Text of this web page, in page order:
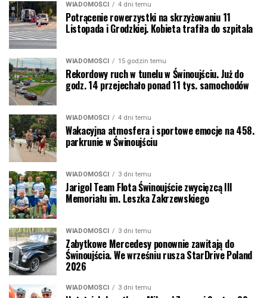
WIADOMOŚCI 4 dni temu
Potrącenie rowerzystki na skrzyżowaniu 11
Listopada i Grodzkiej. Kobieta trafiła do szpitala
WIADOMOŚCI 15 godzin temu
Rekordowy ruch w tunelu w Świnoujściu. Już do
godz. 14 przejechało ponad 11 tys. samochodów
WIADOMOŚCI 4 dni temu
Wakacyjna atmosfera i sportowe emocje na 458.
parkrunie w Świnoujściu
WIADOMOŚCI 3 dni temu
Jarigol Team Flota Świnoujście zwycięzcą III
Memoriału im. Leszka Zakrzewskiego
WIADOMOŚCI 3 dni temu
Zabytkowe Mercedesy ponownie zawitają do
Świnoujścia. We wrześniu rusza StarDrive Poland
2026
WIADOMOŚCI 3 dni temu